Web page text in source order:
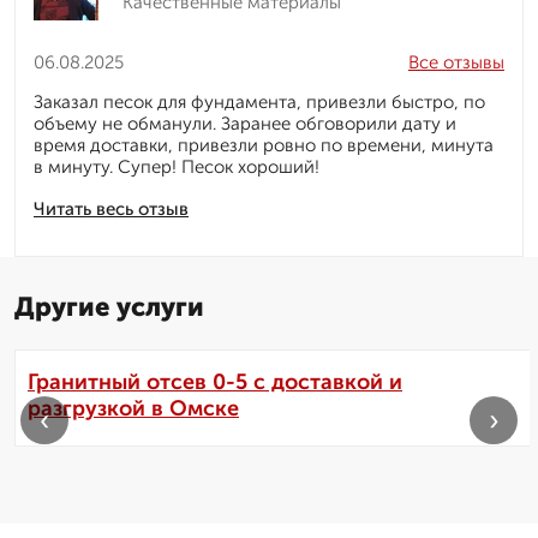
06.08.2025
Читать весь отзыв
Все отзывы
Заказал песок для фундамента, привезли быстро, по
объему не обманули. Заранее обговорили дату и
время доставки, привезли ровно по времени, минута
в минуту. Супер! Песок хороший!
Другие услуги
Гранитный отсев 0-5 с доставкой и
разгрузкой в Омске
‹ ›